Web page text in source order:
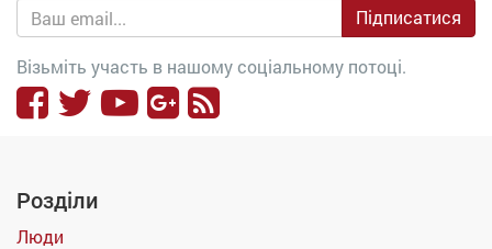
Підписатися
Візьміть участь в нашому соціальному потоці.
Розділи
Люди